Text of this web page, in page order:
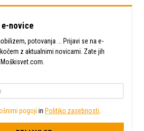
novice
potovanja ... Prijavi se na e-
z aktualnimi novicami. Zate jih
pogoji in Politiko zasebnosti